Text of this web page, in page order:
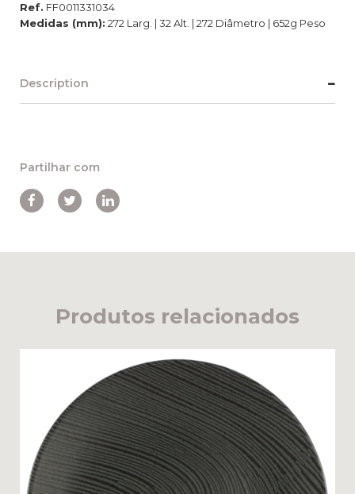
Ref. FF0011331034
Medidas (mm): 272 Larg. | 32 Alt. | 272 Diâmetro | 652g Peso
Description
Partilhar com
Produtos relacionados